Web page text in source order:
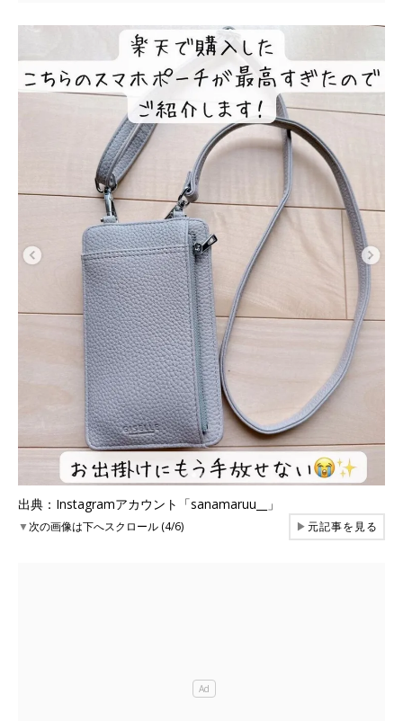
出典：Instagramアカウント「sanamaruu__」
▼次の画像は下へスクロール (4/6) ▶元記事を見る